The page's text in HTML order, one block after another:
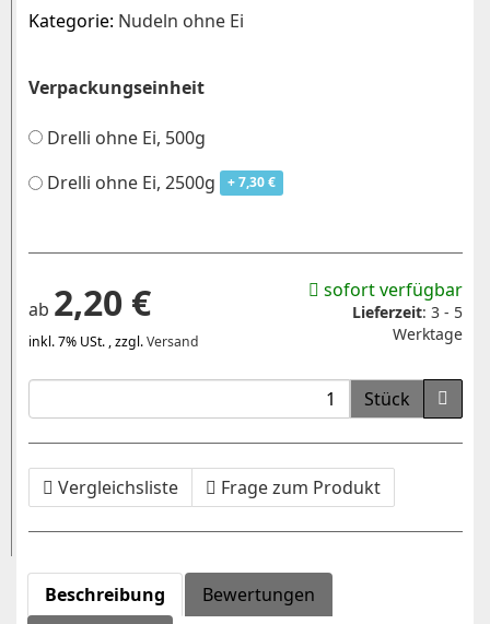
Kategorie: Nudeln ohne Ei
Verpackungseinheit
Drelli ohne Ei, 500g
Drelli ohne Ei, 2500g
+ 7,30 €
ab 2,20 €
inkl. 7% USt. , zzgl.Versand
sofort verfügbar
Lieferzeit: 3 - 5
Werktage
Stück
Vergleichsliste Frage zum Produkt
Beschreibung
Bewertungen